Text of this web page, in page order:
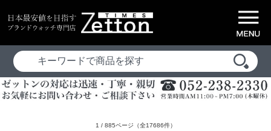
1 / 885ページ （全17686件）